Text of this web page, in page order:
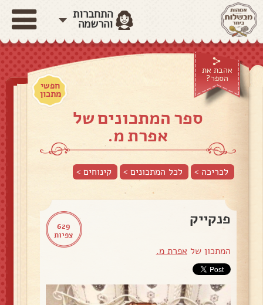
התחברות
והרשמה
אהבת את
הספר?
חפשי
מתכון
ספר המתכונים של
אפרת מ.
לכריכה > לכל המתכונים > קינוחים>
629
צפיות
פנקייק
המתכון של אפרת מ.